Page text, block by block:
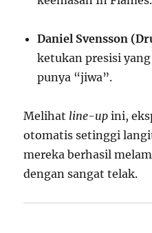
Daniel Svensson
ketukan presisi
punya “jiwa”.
Melihat line-up ini,
otomatis setinggi
mereka berhasil
dengan sangat telak.